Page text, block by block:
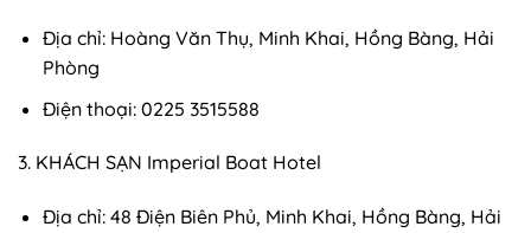
Địa chỉ: Hoàng Văn Thụ, Minh Khai, Hồng Bàng, Hải
Phòng
Điện thoại: 0225 3515588
3. KHÁCH SẠN Imperial Boat Hotel
Địa chỉ: 48 Điện Biên Phủ, Minh Khai, Hồng Bàng, Hải